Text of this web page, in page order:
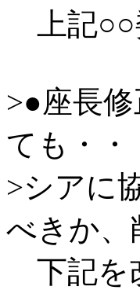
上記○○
>●座長
ても・・
>シアに
べきか、
下記を